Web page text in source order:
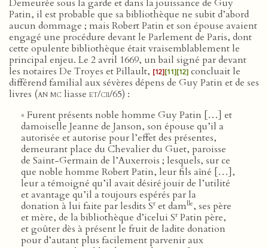
Demeurée sous la garde et dans la jouissance de Guy
Patin, il est probable que sa bibliothèque ne subit d’abord
aucun dommage ; mais Robert Patin et son épouse avaient
engagé une procédure devant le Parlement de Paris, dont
cette opulente bibliothèque était vraisemblablement le
principal enjeu. Le 2 avril 1669, un bail signé par devant
les notaires De Troyes et Pillault, [12][11][12] concluait le
différend familial aux sévères dépens de Guy Patin et de ses
livres (an mcliasse et/cii/65) :
« Furent présents noble homme Guy Patin […] et
damoiselle Jeanne de Janson, son épouse qu’il a
autorisée et autorise pour l’effet des présentes,
demeurant place du Chevalier du Guet, paroisse
de Saint-Germain de l’Auxerrois ; lesquels, sur ce
que noble homme Robert Patin, leur fils aîné […],
leur a témoigné qu’il avait désiré jouir de l’utilité
et avantage qu’il a toujours espérés par la
donation à lui faite par lesdits Sr et damlle, ses père
et mère, de la bibliothèque d’icelui Sr Patin père,
et goûter dès à présent le fruit de ladite donation
pour d’autant plus facilement parvenir aux